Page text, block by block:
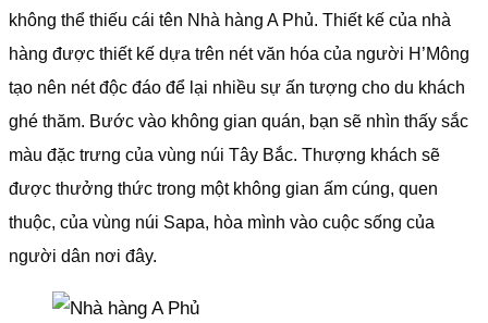
không thể thiếu cái tên Nhà hàng A Phủ. Thiết kế của nhà
hàng được thiết kế dựa trên nét văn hóa của người H’Mông
tạo nên nét độc đáo để lại nhiều sự ấn tượng cho du khách
ghé thăm. Bước vào không gian quán, bạn sẽ nhìn thấy sắc
màu đặc trưng của vùng núi Tây Bắc. Thượng khách sẽ
được thưởng thức trong một không gian ấm cúng, quen
thuộc, của vùng núi Sapa, hòa mình vào cuộc sống của
người dân nơi đây.